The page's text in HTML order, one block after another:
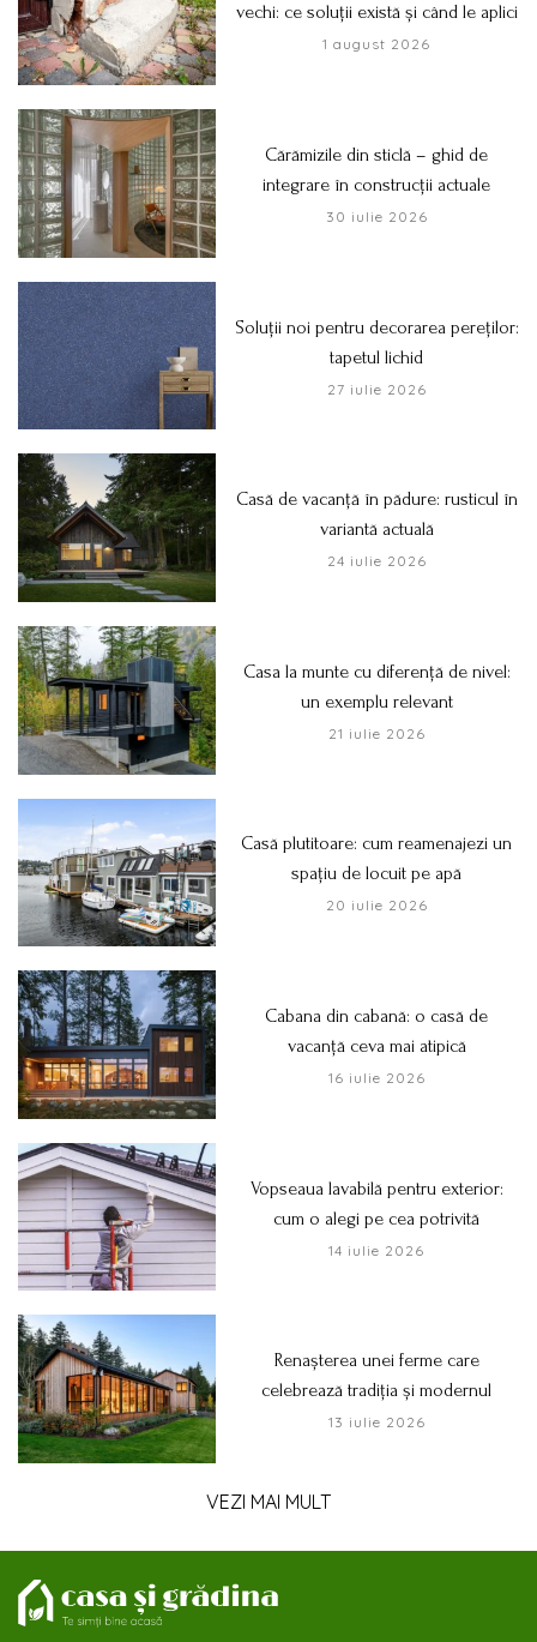
vechi: ce soluții există și când le aplici
1 august 2026
Cărămizile din sticlă – ghid de
integrare în construcții actuale
30 iulie 2026
Soluții noi pentru decorarea pereților:
tapetul lichid
27 iulie 2026
Casă de vacanță în pădure: rusticul în
variantă actuală
24 iulie 2026
Casa la munte cu diferență de nivel:
un exemplu relevant
21 iulie 2026
Casă plutitoare: cum reamenajezi un
spațiu de locuit pe apă
20 iulie 2026
Cabana din cabană: o casă de
vacanță ceva mai atipică
16 iulie 2026
Vopseaua lavabilă pentru exterior:
cum o alegi pe cea potrivită
14 iulie 2026
Renașterea unei ferme care
celebrează tradiția și modernul
13 iulie 2026
VEZI MAI MULT